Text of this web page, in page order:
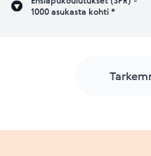
1000 asukasta kohti *